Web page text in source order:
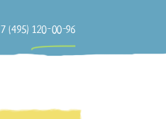
7 (495) 120-00-96